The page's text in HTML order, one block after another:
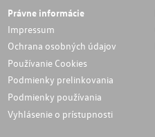
Právne informácie
Impressum
Ochrana osobných údajov
Používanie Cookies
Podmienky prelinkovania
Podmienky používania
Vyhlásenie o prístupnosti